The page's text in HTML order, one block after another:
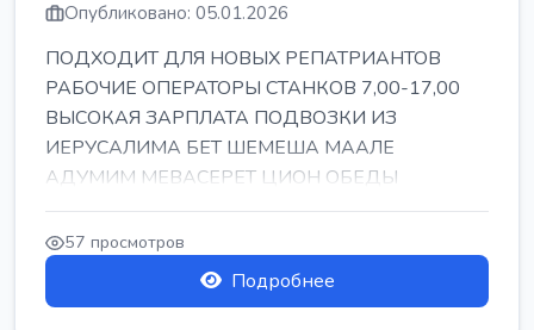
Опубликовано: 05.01.2026
ПОДХОДИТ ДЛЯ НОВЫХ РЕПАТРИАНТОВ
РАБОЧИЕ ОПЕРАТОРЫ СТАНКОВ 7,00-17,00
ВЫСОКАЯ ЗАРПЛАТА ПОДВОЗКИ ИЗ
ИЕРУСАЛИМА БЕТ ШЕМЕША МААЛЕ
АДУМИМ МЕВАСЕРЕТ ЦИОН ОБЕДЫ
ПОДАРКИ КОРПОРАТИВЫ ИНГА
57 просмотров
Подробнее